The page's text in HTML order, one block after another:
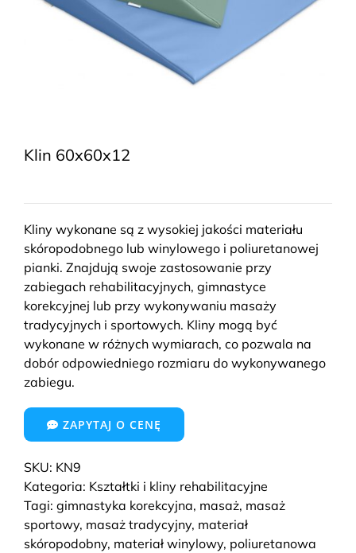
Klin 60x60x12
Kliny wykonane są z wysokiej jakości materiału
skóropodobnego lub winylowego i poliuretanowej
pianki. Znajdują swoje zastosowanie przy
zabiegach rehabilitacyjnych, gimnastyce
korekcyjnej lub przy wykonywaniu masaży
tradycyjnych i sportowych. Kliny mogą być
wykonane w różnych wymiarach, co pozwala na
dobór odpowiedniego rozmiaru do wykonywanego
zabiegu.
ZAPYTAJ O CENĘ
SKU: KN9
Kategoria: Kształtki i kliny rehabilitacyjne
Tagi: gimnastyka korekcyjna, masaż, masaż
sportowy, masaż tradycyjny, materiał
skóropodobny, materiał winylowy, poliuretanowa